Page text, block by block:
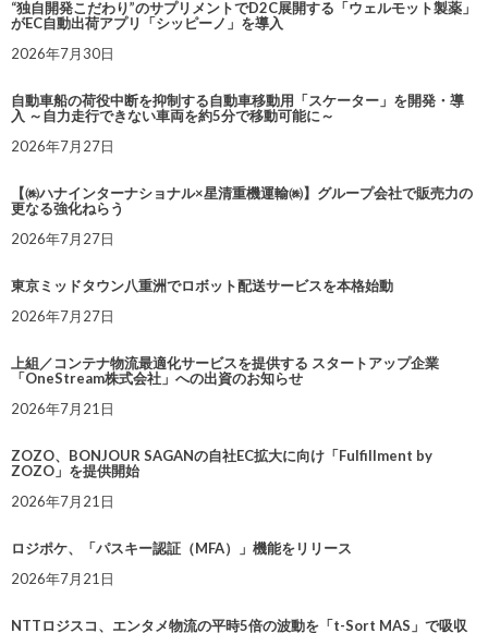
“独自開発こだわり”のサプリメントでD2C展開する「ウェルモット製薬」
がEC自動出荷アプリ「シッピーノ」を導入
2026年7月30日
自動車船の荷役中断を抑制する自動車移動用「スケーター」を開発・導
入 ～自力走行できない車両を約5分で移動可能に～
2026年7月27日
【㈱ハナインターナショナル×星清重機運輸㈱】グループ会社で販売力の
更なる強化ねらう
2026年7月27日
東京ミッドタウン八重洲でロボット配送サービスを本格始動
2026年7月27日
上組／コンテナ物流最適化サービスを提供する スタートアップ企業
「OneStream株式会社」への出資のお知らせ
2026年7月21日
ZOZO、BONJOUR SAGANの自社EC拡大に向け「Fulfillment by
ZOZO」を提供開始
2026年7月21日
ロジポケ、「パスキー認証（MFA）」機能をリリース
2026年7月21日
NTTロジスコ、エンタメ物流の平時5倍の波動を「t-Sort MAS」で吸収